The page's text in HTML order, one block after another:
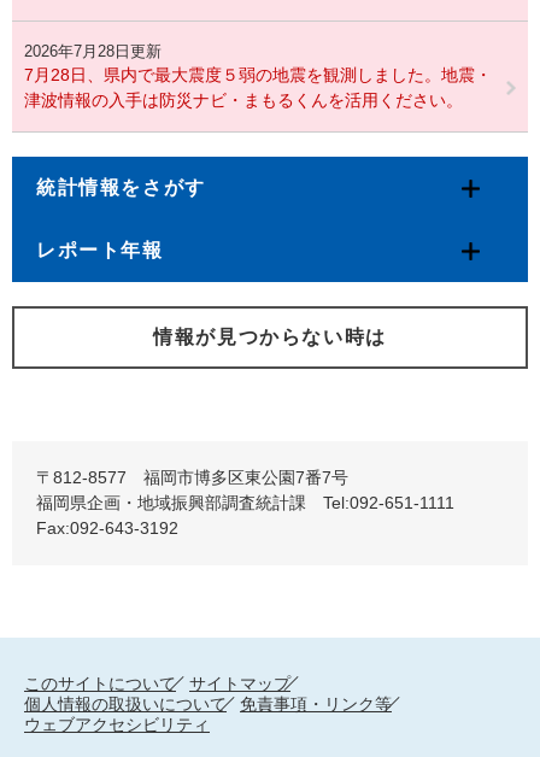
2026年7月28日更新
7月28日、県内で最大震度５弱の地震を観測しました。地震・
津波情報の入手は防災ナビ・まもるくんを活用ください。
統計情報をさがす
レポート年報
情報が見つからない時は
〒812-8577 福岡市博多区東公園7番7号
福岡県企画・地域振興部調査統計課 Tel:092-651-1111
Fax:092-643-3192
このサイトについて
サイトマップ
個人情報の取扱いについて
免責事項・リンク等
ウェブアクセシビリティ